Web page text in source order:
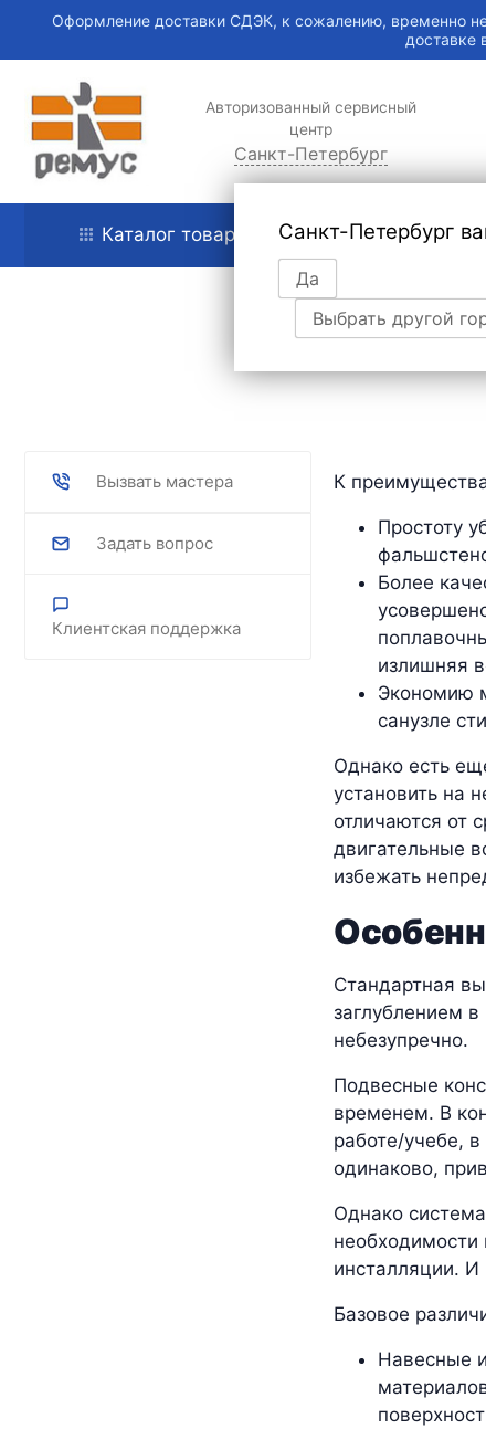
Оформление доставки СДЭК, к сожалению, временно
доставке
Авторизованный сервисный
центр
Санкт-Петербург
Санкт-Петербург
Да
Выбрать другой
Каталог товаров Главная
Вызвать мастера
Задать вопрос
Клиентская поддержка
К
Простоту
Более
излишняя
Экономию
санузле
Однако есть
установить на
отличаются от
двигательные
избежать
Стандартная
заглублением
небезупречно.
Подвесные
временем. В
работе/учебе,
одинаково,
Однако
необходимости
инсталляции.
Базовое
Навесные